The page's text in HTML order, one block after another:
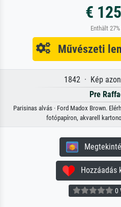
€
Enthält
Művészeti
1842 · Kép
Pre
Parisinas alvás · Ford Madox Brown.
fotópapíron, akvarell
Hozzáadás
0